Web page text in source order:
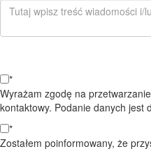
*
Wyrażam zgodę na
kontaktowy. Podanie danych jest
*
Zostałem poinformowany, że